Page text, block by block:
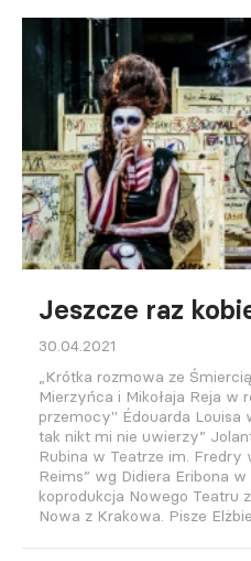
Jeszcze raz
30.04.2021
„Krótka rozmowa ze
Mierzyńca i Mikołaja Reja w
przemocy" Édouarda Louisa
tak nikt mi nie uwierzy”
Rubina w Teatrze im. Fredry
Reims” wg Didiera Eribona
koprodukcja Nowego Teatru
Nowa z Krakowa. Pisze